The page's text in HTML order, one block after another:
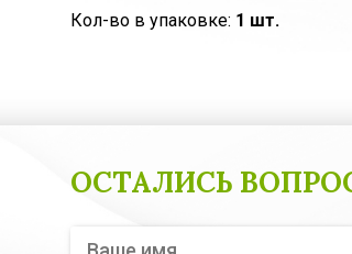
Кол-во в упаковке: 1 шт.
ОСТАЛИСЬ